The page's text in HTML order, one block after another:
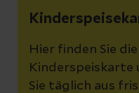
Hier finden Sie
Kinderspeiskarte
Sie täglich aus